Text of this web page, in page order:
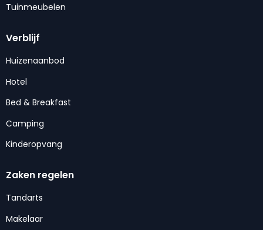
Tuinmeubelen
Verblijf
Huizenaanbod
Hotel
Bed & Breakfast
Camping
Kinderopvang
Zaken regelen
Tandarts
Makelaar